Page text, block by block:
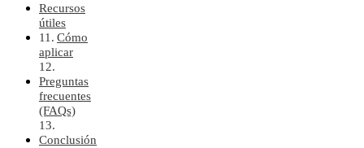
Recursos
útiles
Cómo
aplicar
Preguntas
frecuentes
(FAQs)
Conclusión